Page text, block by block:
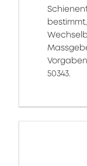
50343.